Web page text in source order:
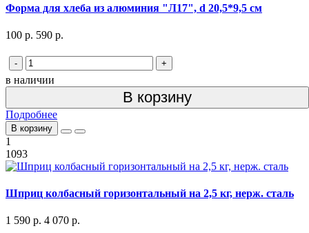
Форма для хлеба из алюминия "Л17", d 20,5*9,5 см
100 р. 590 р.
- +
в наличии
В корзину
Подробнее
В корзину
1
1093
Шприц колбасный горизонтальный на 2,5 кг, нерж. сталь
1 590 р. 4 070 р.